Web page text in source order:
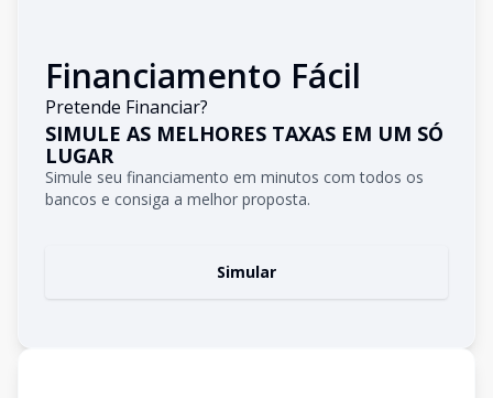
Financiamento Fácil
Pretende Financiar?
SIMULE AS MELHORES TAXAS EM UM SÓ
LUGAR
Simule seu financiamento em minutos com todos os
bancos e consiga a melhor proposta.
Simular